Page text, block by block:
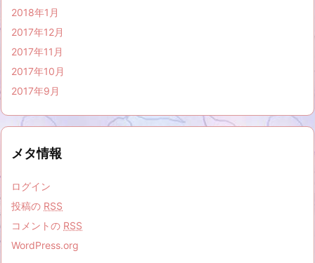
2018年1月
2017年12月
2017年11月
2017年10月
2017年9月
メタ情報
ログイン
投稿の RSS
コメントの RSS
WordPress.org